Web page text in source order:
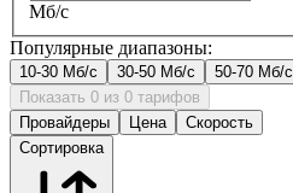
Мб/с
Популярные диапазоны:
10-30 Мб/с 30-50 Мб/с 50-70 Мб/с
Показать 0 из 0 тарифов
Провайдеры
Цена
Скорость
Сортировка